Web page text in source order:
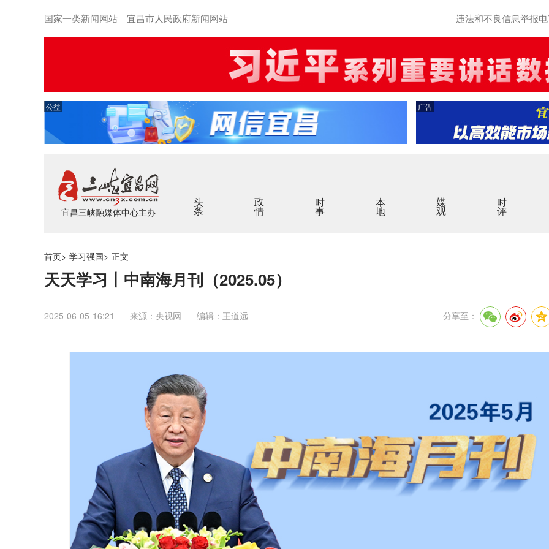
国家一类新闻网站 宜昌市人民政府新闻网站 违法和不良信息举报
公益 广告
宜昌三峡融媒体中心主办
头条 政情 时事 本地 媒观 时评
首页> 学习强国> 正文
天天学习丨中南海月刊（2025.05）
2025-06-05 16:21 来源：央视网 编辑：王道远 分享至：